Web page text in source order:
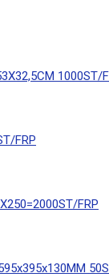
1000ST/
FRP
FRP